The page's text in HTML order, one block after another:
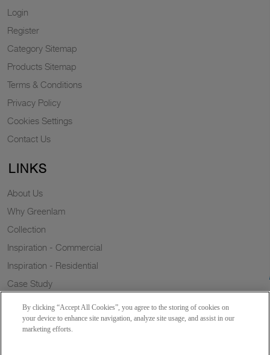
Login
Register
Category Sitemap
Products Sitemap
Terms & Conditions
Privacy Policy
Cookies Settings
Contact Us
LINKS
About Us
Why Greenlam
Collection
Inspiration - Commercial
Inspiration - Residential
Case Study
Resources
By clicking “Accept All Cookies”, you agree to the storing of cookies on
your device to enhance site navigation, analyze site usage, and assist in our
marketing efforts.